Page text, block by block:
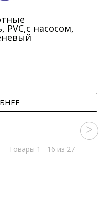
PVC,с насосом,
Товары 1 - 16 из 27